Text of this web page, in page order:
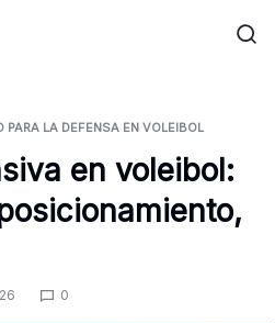
LA DEFENSA EN VOLEIBOL
en voleibol:
0